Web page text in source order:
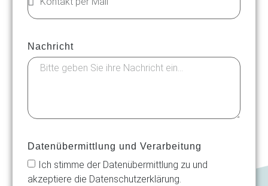
Nachricht
Datenübermittlung und Verarbeitung
Ich stimme der Datenübermittlung zu und
akzeptiere die Datenschutzerklärung.